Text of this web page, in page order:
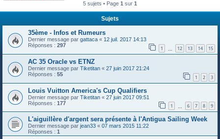
5 sujets • Page 1 sur 1
Sujets
35ème - Infos et Rumeurs
Dernier message par gattaca « 12 juil. 2017 14:13
Réponses : 297 1 12 13 14 15
AC 35 Oracle vs ETNZ
Dernier message par Tiketitan « 27 juin 2017 21:24
Réponses : 55 1 2 3
Louis Vuitton America's Cup Qualifiers
Dernier message par Tiketitan « 27 juin 2017 09:51
Réponses : 177 1 6 7 8 9
L'aiguillère d'argent sera présente à l'Antigua Sailing Week
Dernier message par jean33 « 07 mars 2015 11:22
Réponses : 1